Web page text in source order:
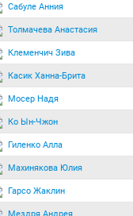
Сабуле Анния
Толмачева Анастасия
Клеменчич Зива
Касик Ханна-Брита
Мосер Надя
Ко Ын-Чжон
Гиленко Алла
Махинякова Юлия
Гарсо Жаклин
Мездря Андрея